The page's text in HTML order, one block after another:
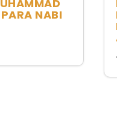
NABI